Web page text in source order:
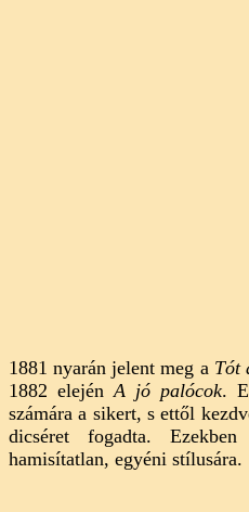
1881 nyarán jelent meg a Tót
1882 elejénA jó palócok.
számára a sikert, s ettől
dicséret fogadta.
hamisítatlan, egyéni stílusára.